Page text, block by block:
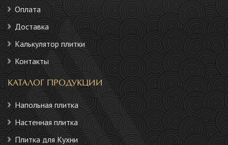
Оплата
Доставка
Калькулятор плитки
Контакты
КАТАЛОГ ПРОДУКЦИИ
Напольная плитка
Настенная плитка
Плитка для Кухни